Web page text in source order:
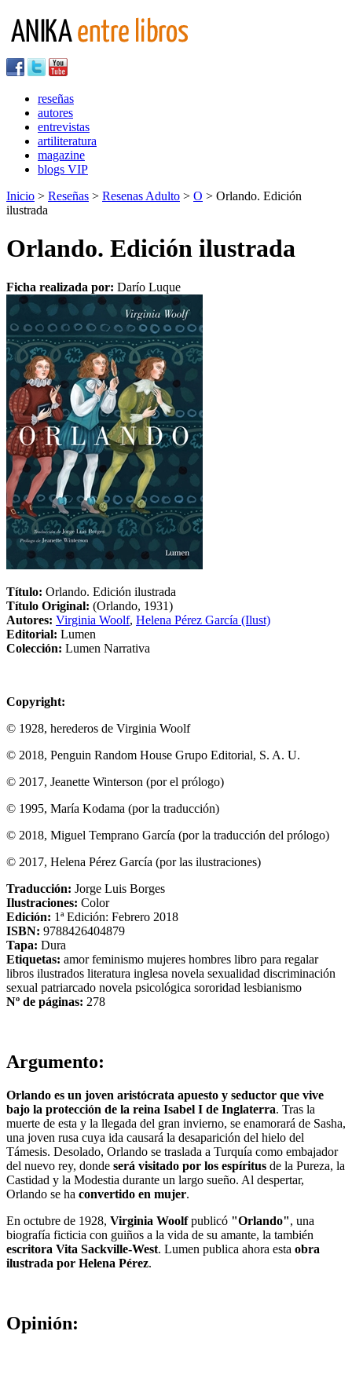
reseñas
autores
entrevistas
artiliteratura
magazine
blogs VIP
Inicio > Reseñas > Resenas Adulto > O > Orlando. Edición
ilustrada
Orlando. Edición ilustrada
Ficha realizada por: Darío Luque
Título: Orlando. Edición ilustrada
Título Original: (Orlando, 1931)
Autores: Virginia Woolf, Helena Pérez García (Ilust)
Editorial: Lumen
Colección: Lumen Narrativa
Copyright:
© 1928, herederos de Virginia Woolf
© 2018, Penguin Random House Grupo Editorial, S. A. U.
© 2017, Jeanette Winterson (por el prólogo)
© 1995, María Kodama (por la traducción)
© 2018, Miguel Temprano García (por la traducción del prólogo)
© 2017, Helena Pérez García (por las ilustraciones)
Traducción: Jorge Luis Borges
Ilustraciones: Color
Edición: 1ª Edición: Febrero 2018
ISBN: 9788426404879
Tapa: Dura
Etiquetas: amorfeminismo mujeres hombres libro para regalar
libros ilustrados literatura inglesa novela sexualidad discriminación
sexual patriarcado novela psicológica sororidad lesbianismo
Nº de páginas: 278
Argumento:
Orlando es un joven aristócrata apuesto y seductor que vive
bajo la protección de la reina Isabel I de Inglaterra. Tras la
muerte de esta y la llegada del gran invierno, se enamorará de Sasha,
una joven rusa cuya ida causará la desaparición del hielo del
Támesis. Desolado, Orlando se traslada a Turquía como embajador
del nuevo rey, donde será visitado por los espíritus de la Pureza, la
Castidad y la Modestia durante un largo sueño. Al despertar,
Orlando se ha convertido en mujer.
En octubre de 1928, Virginia Woolfpublicó "Orlando", una
biografía ficticia con guiños a la vida de su amante, la también
escritora Vita Sackville-West. Lumen publica ahora esta obra
ilustrada por Helena Pérez.
Opinión: